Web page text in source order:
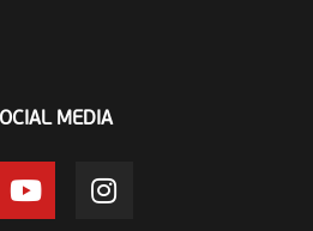
MEDIA